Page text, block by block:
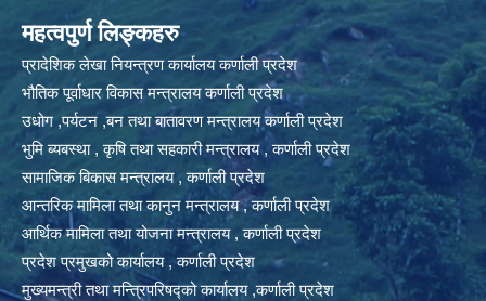
महत्वपुर्ण लिङ्कहरु
प्रादेशिक लेखा नियन्त्रण कार्यालय कर्णाली प्रदेश
भौतिक पूर्वाधार विकास मन्त्रालय कर्णाली प्रदेश
उधोग ,पर्यटन ,बन तथा बातावरण मन्त्रालय कर्णाली प्रदेश
भुमि ब्यबस्था , कृषि तथा सहकारी मन्त्रालय , कर्णाली प्रदेश
सामाजिक बिकास मन्त्रालय , कर्णाली प्रदेश
आन्तरिक मामिला तथा कानुन मन्त्रालय , कर्णाली प्रदेश
आर्थिक मामिला तथा योजना मन्त्रालय , कर्णाली प्रदेश
प्रदेश प्रमुखको कार्यालय , कर्णाली प्रदेश
मुख्यमन्त्री तथा मन्त्रिपरिषद्को कार्यालय ,कर्णाली प्रदेश